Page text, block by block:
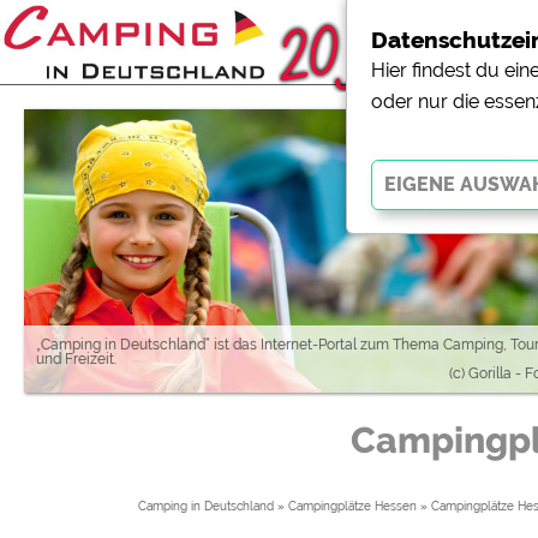
„Camping in Deutschland“ ist das Internet-Portal zum Thema Camping,
und Freizeit.
(c) Gorilla -
Camping in Deutschland » Campingplätze Hessen» Campingplätze
Hier findest du
oder nur die
Essenziell
Essenzielle Cookies
der Website dringend
funktionieren
YouTube (Videos von